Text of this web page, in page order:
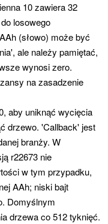
10 zawiera 32
losowego
(słowo) może być
, ale należy pamiętać,
wynosi zero.
na zasadzenie
aby uniknąć wycięcia
drzewo. 'Callback'jest
branży. W
r22673 nie
w tym przypadku,
AAh; niski bajt
Domyślnym
drzewa co 512 tyknięć.